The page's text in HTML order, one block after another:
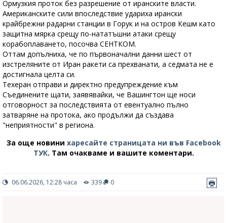
Ормузкия проток без разрешение от иранските власти.
Американските сили впоследствие удариха ирански
крайбрежни радарни станции в Горук и на остров Кешм като
защитна мярка срещу по-нататъшни атаки срещу
корабоплаването, посочва СЕНТКОМ.
Оттам допълниха, че по първоначални данни шест от
изстреляните от Иран ракети са прехванати, а седмата не е
достигнала целта си.
Техеран отправи и директно предупреждение към
Съединените щати, заявявайки, че Вашингтон ще носи
отговорност за последствията от евентуално пълно
затваряне на протока, ако продължи да създава
"неприятности" в региона.
За още новини харесайте страницата ни във Facebook
ТУК. Там очакваме и вашите коментари.
06.06.2026, 12:28 часа 339 0